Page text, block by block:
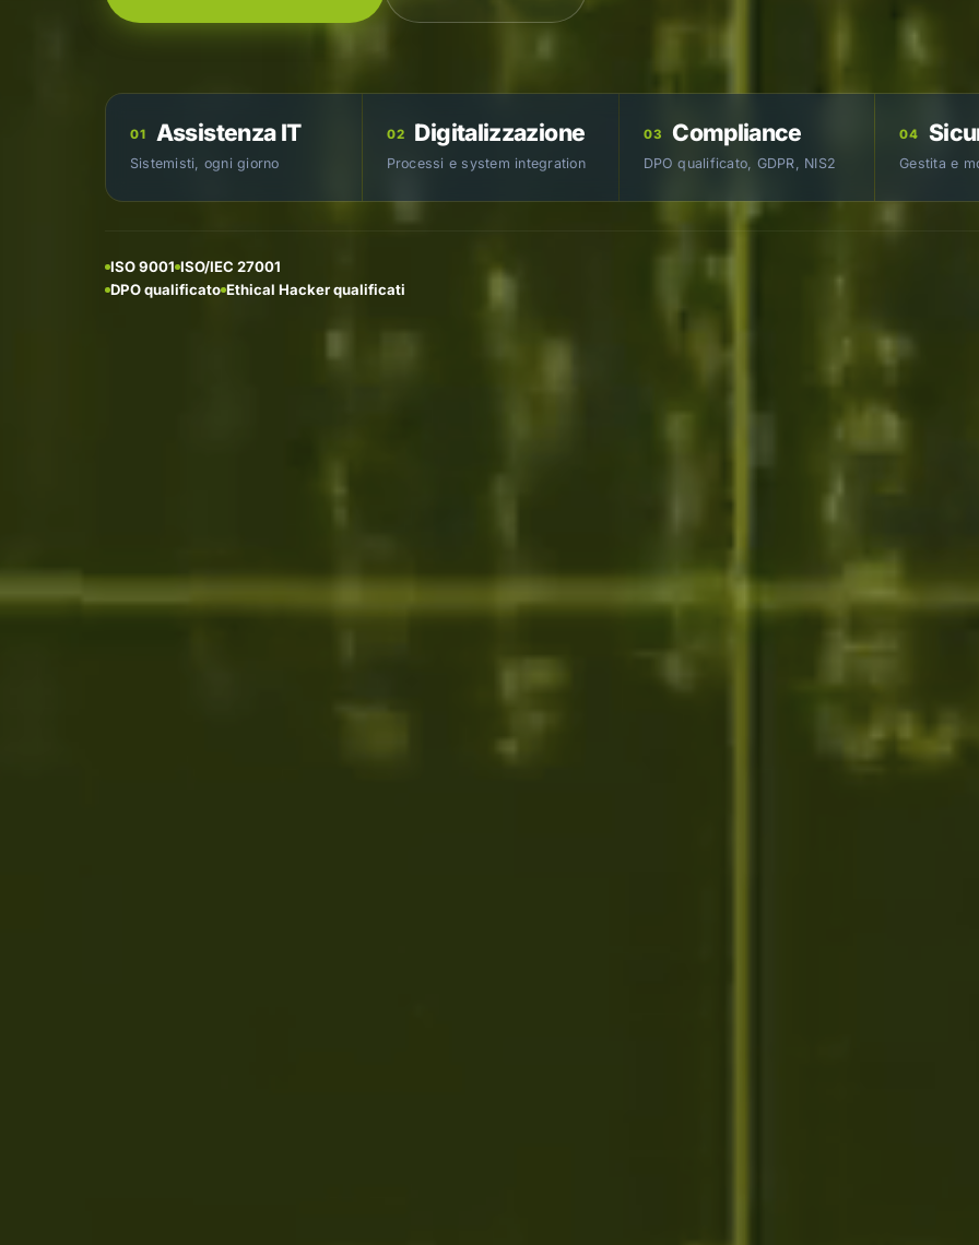
01 Assistenza IT
Sistemisti, ogni giorno
02 Digitalizzazione
Processi e system integration
03 Compliance
DPO qualificato, GDPR, NIS2
04
Gestita e
ISO 9001 ISO/IEC 27001
DPO qualificato Ethical Hacker qualificati